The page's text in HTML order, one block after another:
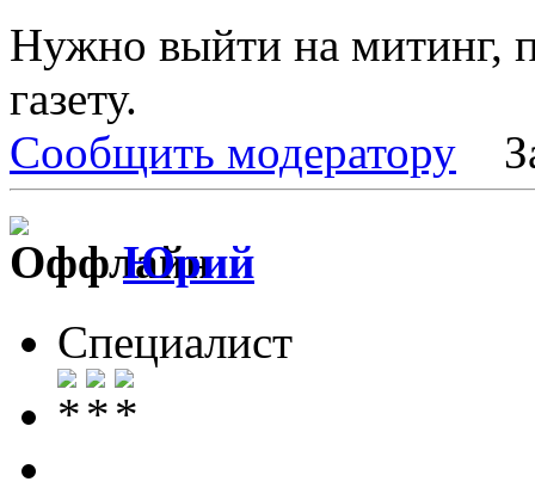
Нужно выйти на митинг,
газету.
Сообщить модератору
Юрий
Специалист